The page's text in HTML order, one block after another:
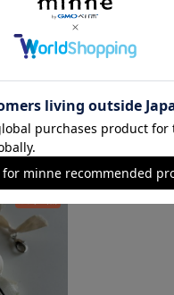
ジャムタッセル/ミルクwithベリー
ジャムタッセル/
3,300円